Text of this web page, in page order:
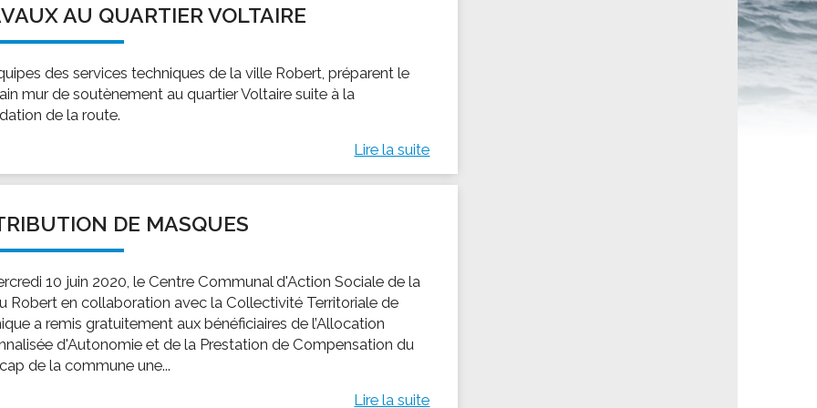
EMPLOI
Offres d'emploi
SOCIAL-SOLIDARITÉ
Le Centre Communal d'Action Social
Antenne Municipale de Développement et de
Epicerie sociale et solidaire "Rayon de Soleil"
locale
et le lycée
local des jeunes
de loisirs - ALSH
famille
ENFANCE
maternelles
LE SERVICE CULTUREL
AU QUARTIER VOLTAIRE
des services techniques de la ville Robert, préparent le
mur de soutènement au quartier Voltaire suite à la
de la route.
Lire la suite
DE MASQUES
10 juin 2020, le Centre Communal d'Action Sociale de la
Robert en collaboration avec la Collectivité Territoriale de
a remis gratuitement aux bénéficiaires de l’Allocation
d'Autonomie et de la Prestation de Compensation du
de la commune une...
Lire la suite